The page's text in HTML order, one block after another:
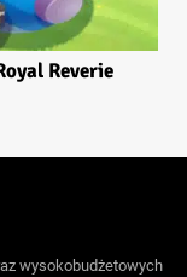
Reverie
wysokobudżetowych